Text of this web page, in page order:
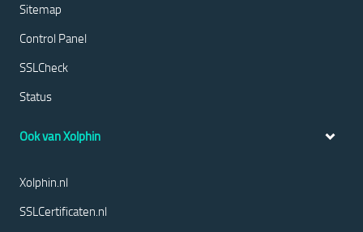
Sitemap
Control Panel
SSLCheck
Status
Ook van Xolphin
Xolphin.nl
SSLCertificaten.nl